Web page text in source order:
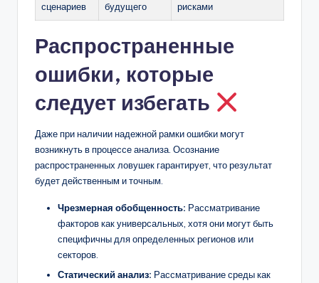
сценариев
будущего
рисками
Распространенные
ошибки, которые
следует избегать
Даже при наличии надежной рамки ошибки могут
возникнуть в процессе анализа. Осознание
распространенных ловушек гарантирует, что результат
будет действенным и точным.
Чрезмерная обобщенность: Рассматривание
факторов как универсальных, хотя они могут быть
специфичны для определенных регионов или
секторов.
Статический анализ: Рассматривание среды как